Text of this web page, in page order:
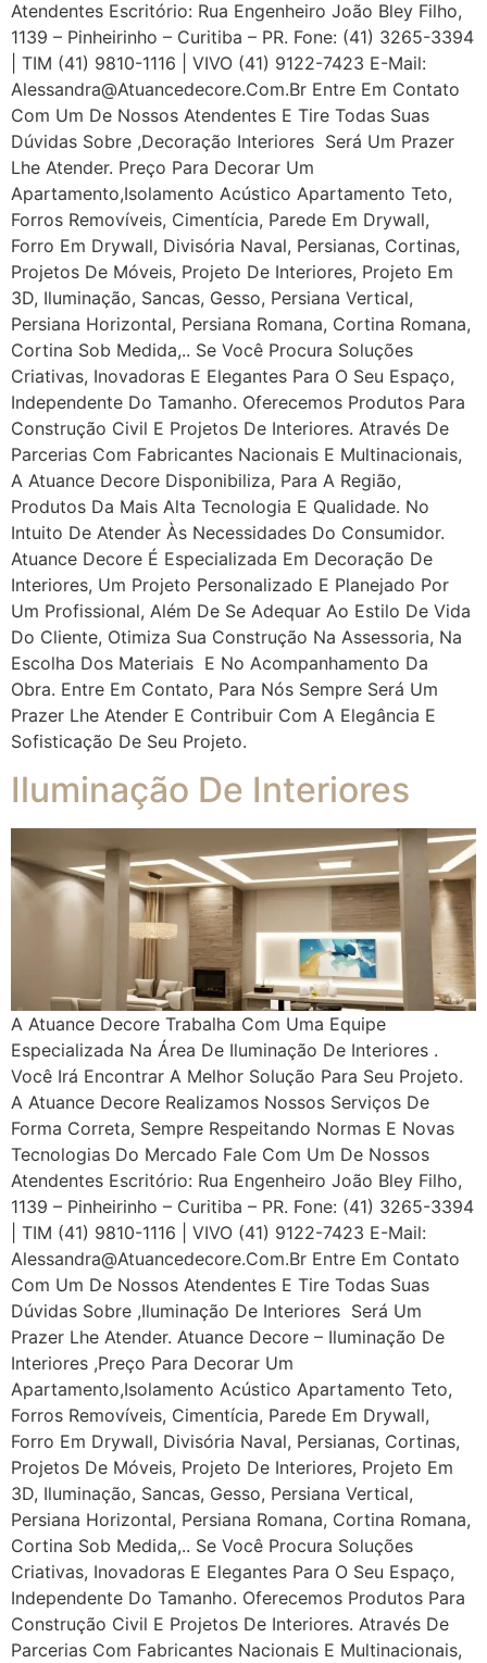
Atendentes Escritório: Rua Engenheiro João Bley Filho,
1139 – Pinheirinho – Curitiba – PR. Fone: (41) 3265-3394
| TIM (41) 9810-1116 | VIVO (41) 9122-7423 E-Mail:
Alessandra@atuancedecore.com.br Entre Em Contato
Com Um De Nossos Atendentes E Tire Todas Suas
Dúvidas Sobre ,Decoração Interiores Será Um Prazer
Lhe Atender. Preço Para Decorar Um
Apartamento,Isolamento Acústico Apartamento Teto,
Forros Removíveis, Cimentícia, Parede Em Drywall,
Forro Em Drywall, Divisória Naval, Persianas, Cortinas,
Projetos De Móveis, Projeto De Interiores, Projeto Em
3D, Iluminação, Sancas, Gesso, Persiana Vertical,
Persiana Horizontal, Persiana Romana, Cortina Romana,
Cortina Sob Medida,.. Se Você Procura Soluções
Criativas, Inovadoras E Elegantes Para O Seu Espaço,
Independente Do Tamanho. Oferecemos Produtos Para
Construção Civil E Projetos De Interiores. Através De
Parcerias Com Fabricantes Nacionais E Multinacionais,
A Atuance Decore Disponibiliza, Para A Região,
Produtos Da Mais Alta Tecnologia E Qualidade. No
Intuito De Atender Às Necessidades Do Consumidor.
Atuance Decore É Especializada Em Decoração De
Interiores, Um Projeto Personalizado E Planejado Por
Um Profissional, Além De Se Adequar Ao Estilo De Vida
Do Cliente, Otimiza Sua Construção Na Assessoria, Na
Escolha Dos Materiais E No Acompanhamento Da
Obra. Entre Em Contato, Para Nós Sempre Será Um
Prazer Lhe Atender E Contribuir Com A Elegância E
Sofisticação De Seu Projeto.
Iluminação De Interiores
A Atuance Decore Trabalha Com Uma Equipe
Especializada Na Área De Iluminação De Interiores .
Você Irá Encontrar A Melhor Solução Para Seu Projeto.
A Atuance Decore Realizamos Nossos Serviços De
Forma Correta, Sempre Respeitando Normas E Novas
Tecnologias Do Mercado Fale Com Um De Nossos
Atendentes Escritório: Rua Engenheiro João Bley Filho,
1139 – Pinheirinho – Curitiba – PR. Fone: (41) 3265-3394
| TIM (41) 9810-1116 | VIVO (41) 9122-7423 E-Mail:
Alessandra@atuancedecore.com.br Entre Em Contato
Com Um De Nossos Atendentes E Tire Todas Suas
Dúvidas Sobre ,iluminação De Interiores Será Um
Prazer Lhe Atender. Atuance Decore – Iluminação De
Interiores ,Preço Para Decorar Um
Apartamento,Isolamento Acústico Apartamento Teto,
Forros Removíveis, Cimentícia, Parede Em Drywall,
Forro Em Drywall, Divisória Naval, Persianas, Cortinas,
Projetos De Móveis, Projeto De Interiores, Projeto Em
3D, Iluminação, Sancas, Gesso, Persiana Vertical,
Persiana Horizontal, Persiana Romana, Cortina Romana,
Cortina Sob Medida,.. Se Você Procura Soluções
Criativas, Inovadoras E Elegantes Para O Seu Espaço,
Independente Do Tamanho. Oferecemos Produtos Para
Construção Civil E Projetos De Interiores. Através De
Parcerias Com Fabricantes Nacionais E Multinacionais,